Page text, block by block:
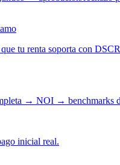
tu renta soporta con
→ NOI → benchmarks
inicial real.